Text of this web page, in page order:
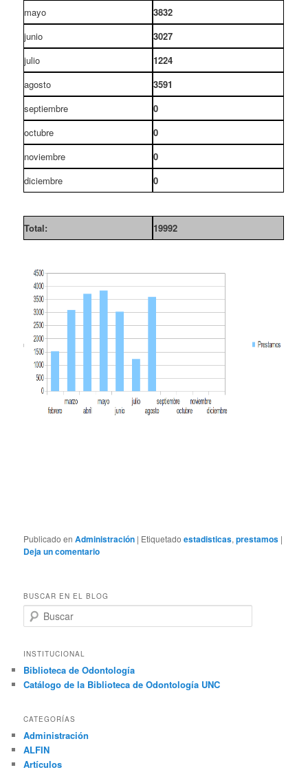
mayo
3832
junio
3027
julio
1224
agosto
3591
septiembre
0
octubre
0
noviembre
0
diciembre
0
Total: 19992
Publicado en Administración | Etiquetado estadisticas,prestamos |
Deja un comentario
BUSCAR EN EL BLOG
u
c
r
INSTITUCIONAL
Biblioteca de Odontología
Catálogo de la Biblioteca de Odontología UNC
CATEGORÍAS
Administración
ALFIN
Artículos